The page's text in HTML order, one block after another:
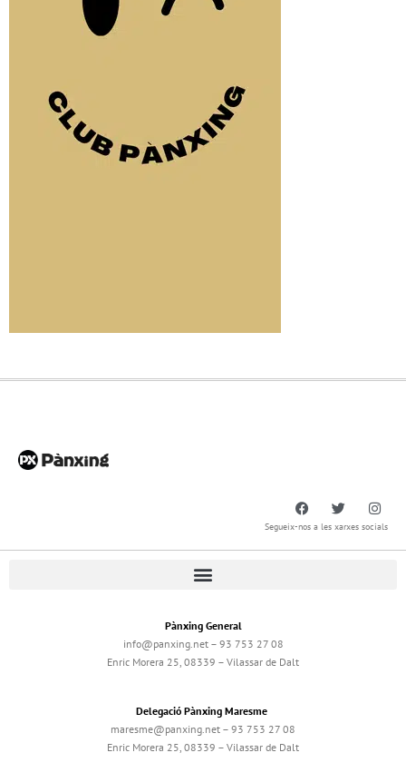
Segueix-nos a les xarxes socials
Pànxing General
info@panxing.net – 93 753 27 08
Enric Morera 25, 08339 – Vilassar de Dalt
Delegació Pànxing Maresme
maresme@panxing.net – 93 753 27 08
Enric Morera 25, 08339 – Vilassar de Dalt